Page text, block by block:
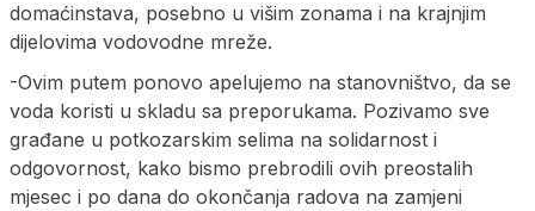
domaćinstava, posebno u višim zonama i na krajnjim
dijelovima vodovodne mreže.
-Ovim putem ponovo apelujemo na stanovništvo, da se
voda koristi u skladu sa preporukama. Pozivamo sve
građane u potkozarskim selima na solidarnost i
odgovornost, kako bismo prebrodili ovih preostalih
mjesec i po dana do okončanja radova na zamjeni